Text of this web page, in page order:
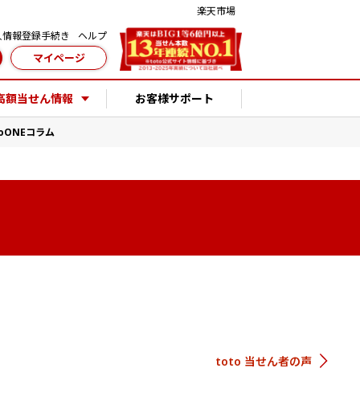
楽天市場
報登録手続き
ヘルプ
マイページ
額当せん情報 お客様サポート
コラム
toto 当せん者の声